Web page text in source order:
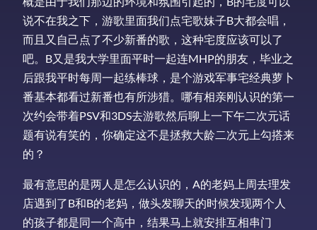
说不在我之下，游歌里面我们点宅歌妹子B大都会唱，
而且又自己点了不少新番的歌，这种宅度应该可以了
吧。B又是我大学里面平时一起连MHP的朋友，毕业之
后跟我平时每周一起练棒球，是个游戏军事宅经典萝卜
番基本都看过新番也有所涉猎。哪有相亲刚认识的第一
次约会带着PSV和3DS去游歌然后聊上一下午二次元话
题有说有笑的，你确定这不是拯救大龄二次元上勾搭来
的？
最有意思的是两人是怎么认识的，A的老妈上周去理发
店遇到了B和B的老妈，做头发聊天的时候发现两个人
的孩子都是同一个高中，结果马上就安排互相串门